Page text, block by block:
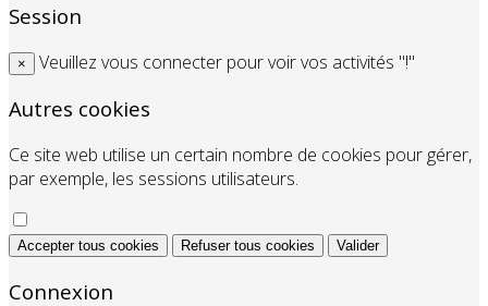
Session
× Veuillez vous connecter pour voir vos activités "!"
Autres cookies
Ce site web utilise un certain nombre de cookies pour gérer,
par exemple, les sessions utilisateurs.
Accepter tous cookies Refuser tous cookies Valider
Connexion